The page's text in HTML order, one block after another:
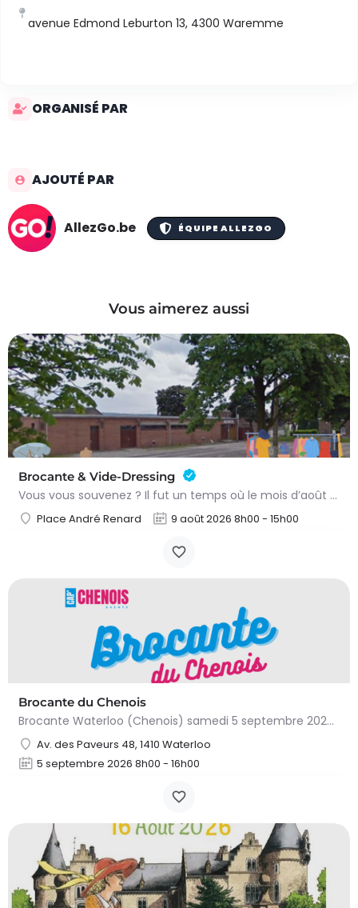
avenue Edmond Leburton 13, 4300 Waremme
ORGANISÉ PAR
AJOUTÉ PAR
AllezGo.be ÉQUIPE ALLEZGO
Vous aimerez aussi
Brocante & Vide-Dressing
Vous vous souvenez ? Il fut un temps où le mois d’août au Viamont rimait avec festivités, convivialité et…
Place André Renard 9 août 2026 8h00 - 15h00
Brocante du Chenois
Brocante Waterloo (Chenois) samedi 5 septembre 2026 (8 à 16h) L’asbl Cap’Chenois vous propose de vendre et…
Av. des Paveurs 48, 1410 Waterloo
5 septembre 2026 8h00 - 16h00